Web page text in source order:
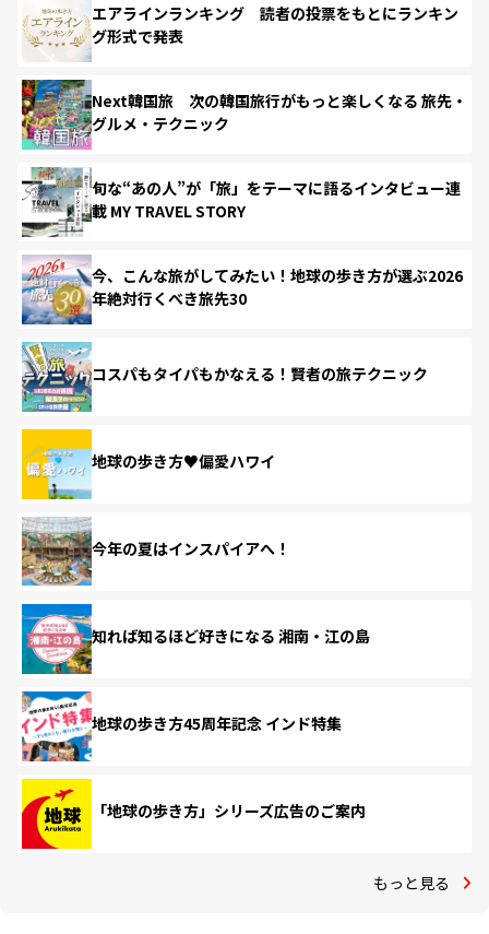
エアラインランキング 読者の投票をもとにランキン
グ形式で発表
Next韓国旅 次の韓国旅行がもっと楽しくなる 旅先・
グルメ・テクニック
旬な“あの人”が「旅」をテーマに語るインタビュー連
載 MY TRAVEL STORY
今、こんな旅がしてみたい！地球の歩き方が選ぶ2026
年絶対行くべき旅先30
コスパもタイパもかなえる！賢者の旅テクニック
地球の歩き方♥偏愛ハワイ
今年の夏はインスパイアへ！
知れば知るほど好きになる 湘南・江の島
地球の歩き方45周年記念 インド特集
「地球の歩き方」シリーズ広告のご案内
もっと見る